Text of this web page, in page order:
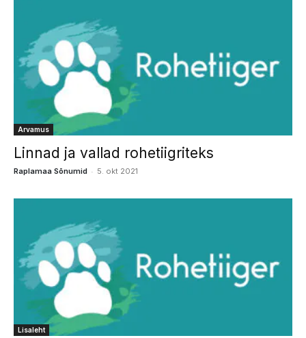
Arvamus
Linnad ja vallad rohetiigriteks
Raplamaa Sõnumid - 5. okt 2021
Lisaleht